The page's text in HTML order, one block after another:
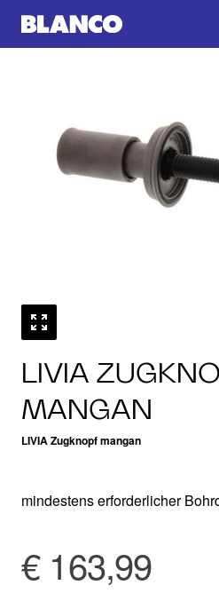
LIVIA
MANGAN
LIVIA Zugknopf mangan
mindestens erforderlicher
€ 163,99